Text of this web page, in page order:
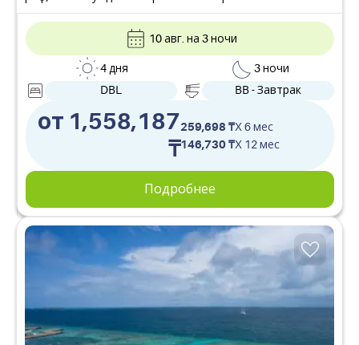
дайвинга и снорклинга. А по вечерам в отеле
устраивают развлекательные мероприятия. Отлично
подойдёт для отдыха вдвоём или компанией.
от 1,558,187
₸
259,698 ₸X 6 мес
146,730 ₸X 12 мес
10 авг. на 3 ночи
4 дня
3 ночи
DBL
BB - Завтрак
Подробнее